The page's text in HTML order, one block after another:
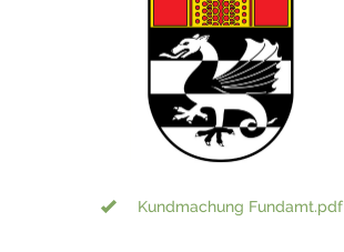
Kundmachung Fundamt.pdf